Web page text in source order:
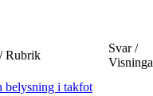
Rubrik
Svar /
belysning i takfot